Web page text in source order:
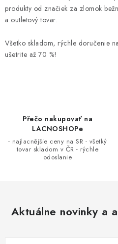
r
v
y
v
a
n
i
e
produkty od značiek za zlomok
a outletový tovar.
Všetko skladom, rýchle doručenie
ušetrite až 70 %!
Přečo nakupovať na
LACNOSHOPe
- najlacnějšie ceny na SR - všetký
tovar skladom v ČR - rýchle
odoslanie
Aktuálne novinky a